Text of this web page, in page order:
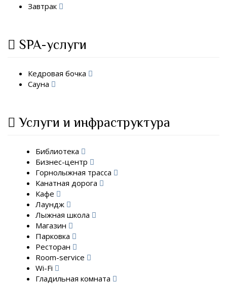
Завтрак
SPA-услуги
Кедровая бочка
Сауна
Услуги и инфраструктура
Библиотека
Бизнес-центр
Горнолыжная трасса
Канатная дорога
Кафе
Лаундж
Лыжная школа
Магазин
Парковка
Ресторан
Room-service
Wi-Fi
Гладильная комната